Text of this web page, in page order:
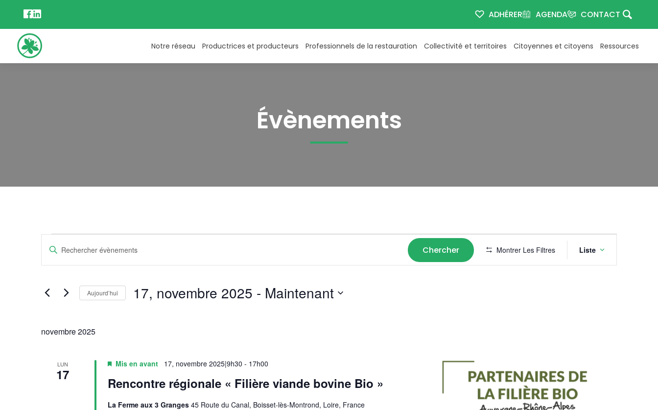
ADHÉRER AGENDA CONTACT
Notre réseau Productrices et producteurs Professionnels de la restauration Collectivité et territoires Citoyennes et citoyens Ressources
Évènements
Évènements
Recherche
et
navigation
de
vues
Évènements
Saisir
Rechercher
Évènements
Chercher Montrer Les Filtres
de
Liste
Aujourd’hui 17, novembre 2025 - Maintenant
novembre 2025
LUN
17
Rencontre régionale « Filière viande bovine Bio »
Mis en avant 17, novembre 2025|9h30 - 17h00
La Ferme aux 3 Granges 45 Route du Canal, Boisset-lès-Montrond, Loire, France